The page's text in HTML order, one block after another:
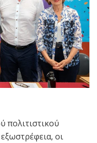
πολιτιστικού
οι